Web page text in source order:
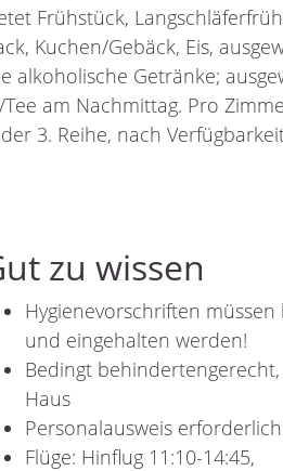
Frühstück,
Kuchen/Gebäck, Eis,
alkoholische Getränke;
am Nachmittag. Pro
3. Reihe, nach
zu wissen
Hygienevorschriften
und eingehalten werden!
Bedingt
Haus
Personalausweis
Flüge: Hinflug 11:10-14:45,